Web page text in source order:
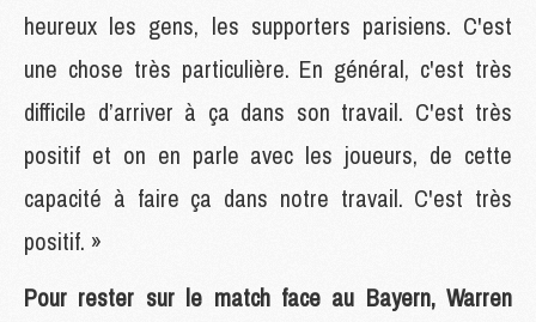
heureux les gens, les supporters parisiens. C'est
une chose très particulière. En général, c'est très
difficile d’arriver à ça dans son travail. C'est très
positif et on en parle avec les joueurs, de cette
capacité à faire ça dans notre travail. C'est très
positif. »
Pour rester sur le match face au Bayern, Warren